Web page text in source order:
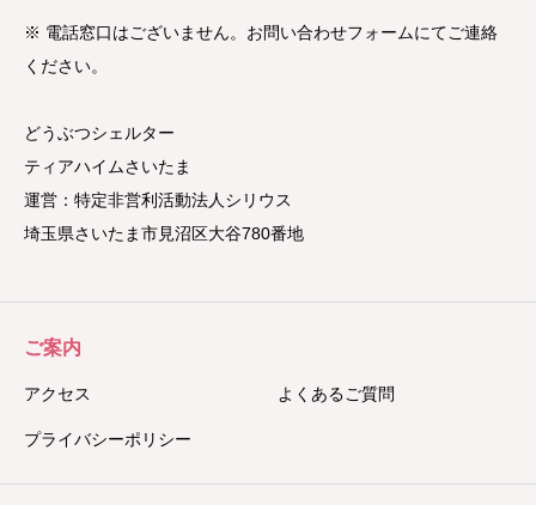
※ 電話窓口はございません。お問い合わせフォームにてご連絡
ください。
どうぶつシェルター
ティアハイムさいたま
運営：特定非営利活動法人シリウス
埼玉県さいたま市見沼区大谷780番地
ご案内
アクセス よくあるご質問
プライバシーポリシー